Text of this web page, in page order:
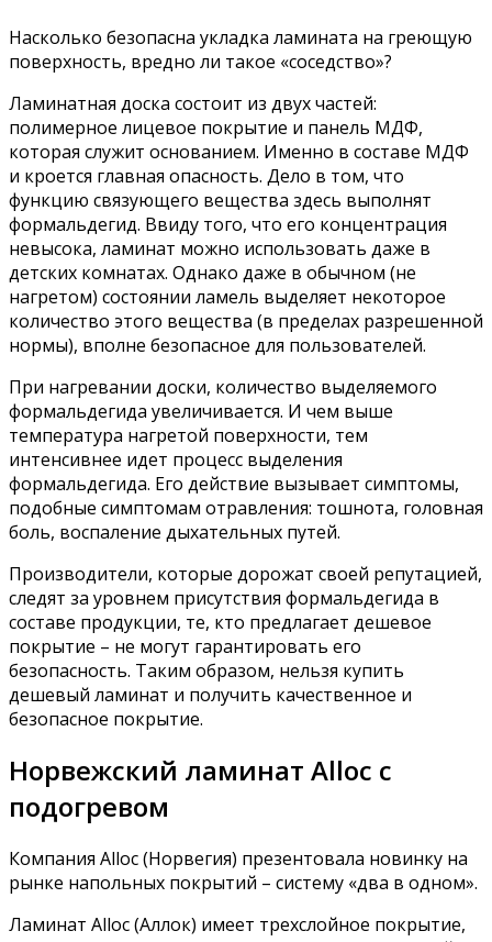
Насколько безопасна укладка ламината на греющую
поверхность, вредно ли такое «соседство»?
Ламинатная доска состоит из двух частей:
полимерное лицевое покрытие и панель МДФ,
которая служит основанием. Именно в составе МДФ
и кроется главная опасность. Дело в том, что
функцию связующего вещества здесь выполнят
формальдегид. Ввиду того, что его концентрация
невысока, ламинат можно использовать даже в
детских комнатах. Однако даже в обычном (не
нагретом) состоянии ламель выделяет некоторое
количество этого вещества (в пределах разрешенной
нормы), вполне безопасное для пользователей.
При нагревании доски, количество выделяемого
формальдегида увеличивается. И чем выше
температура нагретой поверхности, тем
интенсивнее идет процесс выделения
формальдегида. Его действие вызывает симптомы,
подобные симптомам отравления: тошнота, головная
боль, воспаление дыхательных путей.
Производители, которые дорожат своей репутацией,
следят за уровнем присутствия формальдегида в
составе продукции, те, кто предлагает дешевое
покрытие – не могут гарантировать его
безопасность. Таким образом, нельзя купить
дешевый ламинат и получить качественное и
безопасное покрытие.
Норвежский ламинат Alloc с
подогревом
Компания Alloc (Норвегия) презентовала новинку на
рынке напольных покрытий – систему «два в одном».
Ламинат Alloc (Аллок) имеет трехслойное покрытие,